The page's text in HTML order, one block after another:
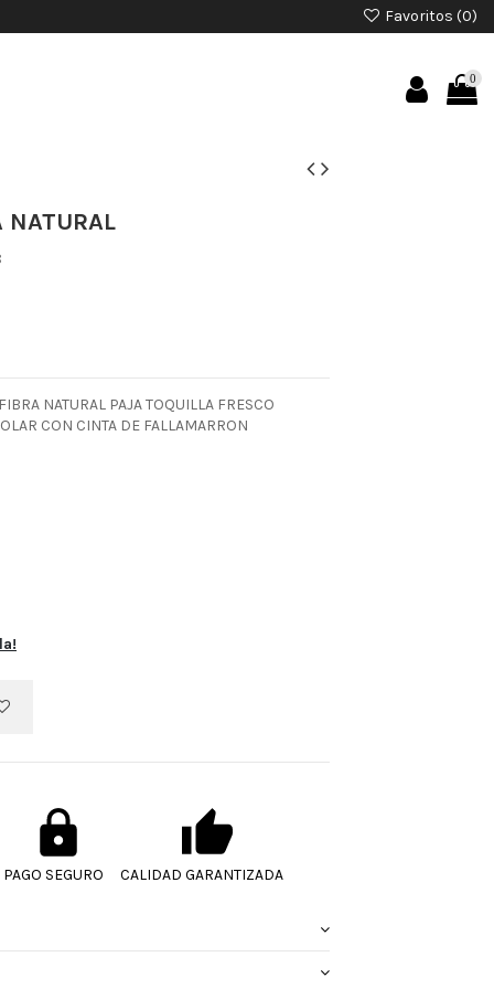
Favoritos (0)
0
NATURAL
NATURAL PAJA TOQUILLA FRESCO
CON CINTA DE FALLAMARRON
PAGO SEGURO CALIDAD GARANTIZADA